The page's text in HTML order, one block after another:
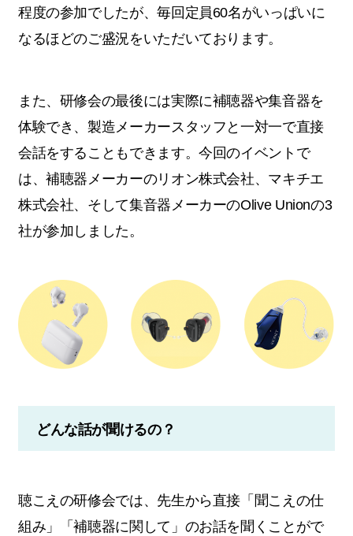
程度の参加でしたが、毎回定員60名がいっぱいに
なるほどのご盛況をいただいております。
また、研修会の最後には実際に補聴器や集音器を
体験でき、製造メーカースタッフと一対一で直接
会話をすることもできます。今回のイベントで
は、補聴器メーカーのリオン株式会社、マキチエ
株式会社、そして集音器メーカーのOlive Unionの3
社が参加しました。
どんな話が聞けるの？
聴こえの研修会では、先生から直接「聞こえの仕
組み」「補聴器に関して」のお話を聞くことがで